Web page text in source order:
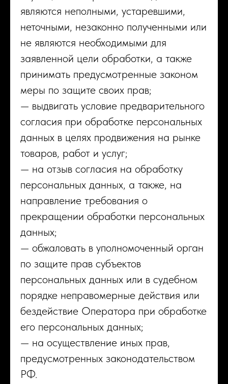
являются неполными, устаревшими,
неточными, незаконно полученными или
не являются необходимыми для
заявленной цели обработки, а также
принимать предусмотренные законом
меры по защите своих прав;
— выдвигать условие предварительного
согласия при обработке персональных
данных в целях продвижения на рынке
товаров, работ и услуг;
— на отзыв согласия на обработку
персональных данных, а также, на
направление требования о
прекращении обработки персональных
данных;
— обжаловать в уполномоченный орган
по защите прав субъектов
персональных данных или в судебном
порядке неправомерные действия или
бездействие Оператора при обработке
его персональных данных;
— на осуществление иных прав,
предусмотренных законодательством
РФ.